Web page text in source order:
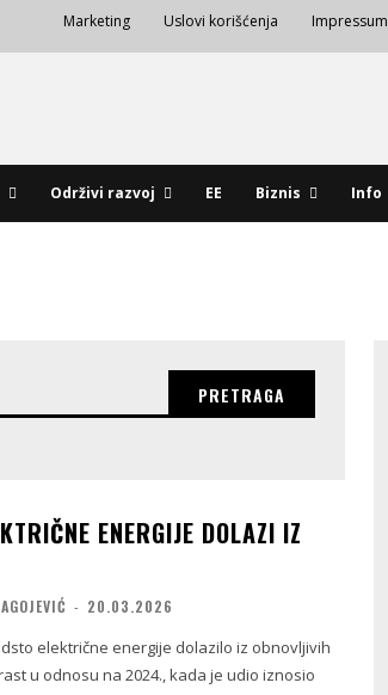
Marketing Uslovi korišćenja Impressum
Održivi razvoj EE Biznis Info
PRETRAGA
ENERGIJE DOLAZI IZ
- 20.03.2026
električne energije dolazilo iz obnovljivih
u odnosu na 2024., kada je udio iznosio